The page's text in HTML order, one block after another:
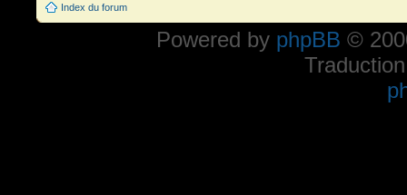
Index du forum
Powered by phpBB ©